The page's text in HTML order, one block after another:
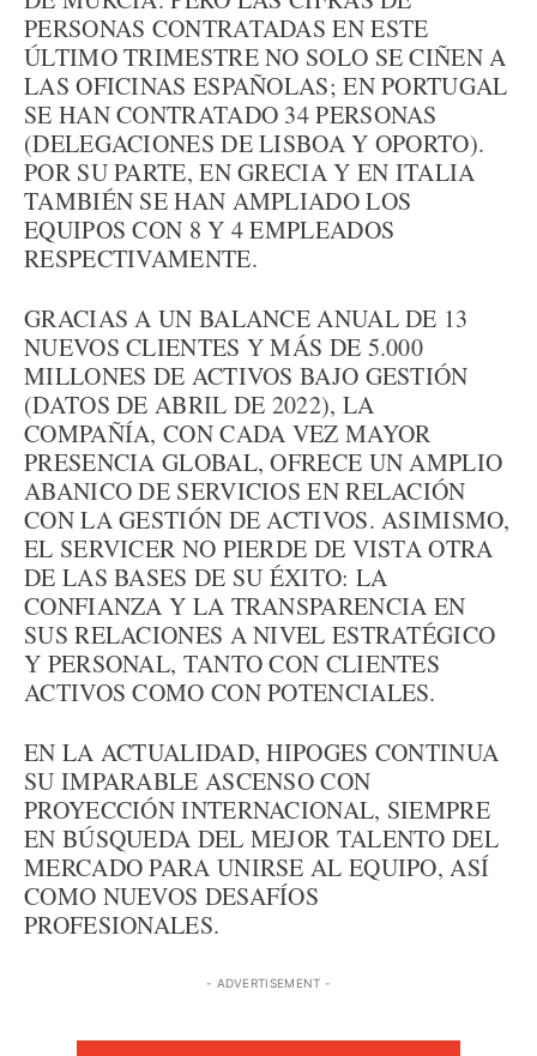
PERSONAS CONTRATADAS EN ESTE
ÚLTIMO TRIMESTRE NO SOLO SE CIÑEN A
LAS OFICINAS ESPAÑOLAS; EN PORTUGAL
SE HAN CONTRATADO 34 PERSONAS
(DELEGACIONES DE LISBOA Y OPORTO).
POR SU PARTE, EN GRECIA Y EN ITALIA
TAMBIÉN SE HAN AMPLIADO LOS
EQUIPOS CON 8 Y 4 EMPLEADOS
RESPECTIVAMENTE.
GRACIAS A UN BALANCE ANUAL DE 13
NUEVOS CLIENTES Y MÁS DE 5.000
MILLONES DE ACTIVOS BAJO GESTIÓN
(DATOS DE ABRIL DE 2022), LA
COMPAÑÍA, CON CADA VEZ MAYOR
PRESENCIA GLOBAL, OFRECE UN AMPLIO
ABANICO DE SERVICIOS EN RELACIÓN
CON LA GESTIÓN DE ACTIVOS. ASIMISMO,
EL SERVICER NO PIERDE DE VISTA OTRA
DE LAS BASES DE SU ÉXITO: LA
CONFIANZA Y LA TRANSPARENCIA EN
SUS RELACIONES A NIVEL ESTRATÉGICO
Y PERSONAL, TANTO CON CLIENTES
ACTIVOS COMO CON POTENCIALES.
EN LA ACTUALIDAD, HIPOGES CONTINUA
SU IMPARABLE ASCENSO CON
PROYECCIÓN INTERNACIONAL, SIEMPRE
EN BÚSQUEDA DEL MEJOR TALENTO DEL
MERCADO PARA UNIRSE AL EQUIPO, ASÍ
COMO NUEVOS DESAFÍOS
PROFESIONALES.
- ADVERTISEMENT -